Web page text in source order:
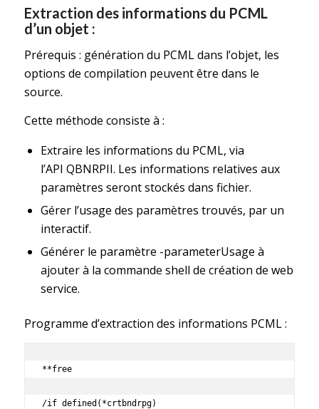
Extraction des informations du PCML
d’un objet :
Prérequis : génération du PCML dans l’objet, les
options de compilation peuvent être dans le
source.
Cette méthode consiste à :
Extraire les informations du PCML, via
l’API QBNRPII. Les informations relatives aux
paramètres seront stockés dans fichier.
Gérer l’usage des paramètres trouvés, par un
interactif.
Générer le paramètre -parameterUsage à
ajouter à la commande shell de création de web
service.
Programme d’extraction des informations PCML :
**free
/if defined(*crtbndrpg)